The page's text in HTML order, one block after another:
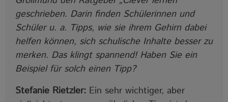
geschrieben. Darin finden Schülerinnen und
Schüler u. a. Tipps, wie sie ihrem Gehirn dabei
helfen können, sich schulische Inhalte besser zu
merken. Das klingt spannend! Haben Sie ein
Beispiel für solch einen Tipp?
Stefanie Rietzler: Ein sehr wichtiger, aber